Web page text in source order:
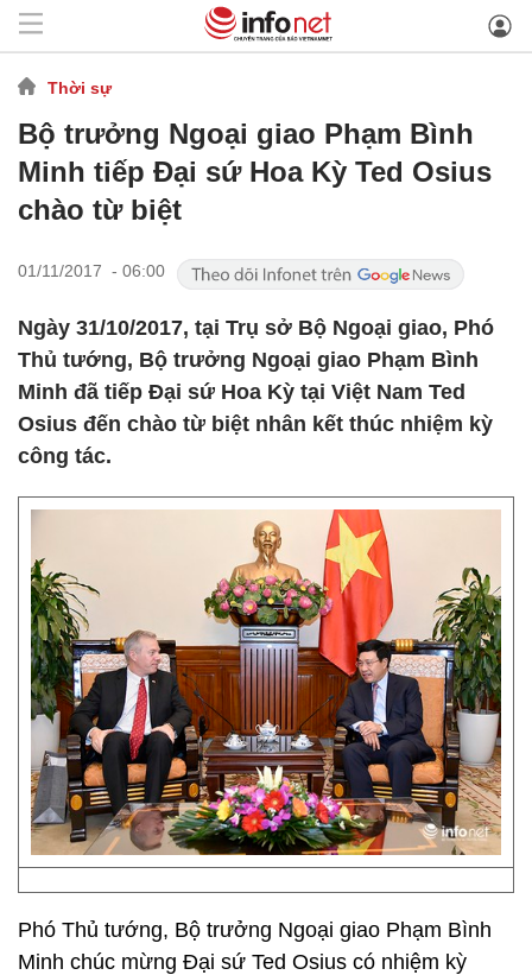
Thời sự
Bộ trưởng Ngoại giao Phạm Bình
Minh tiếp Đại sứ Hoa Kỳ Ted Osius
chào từ biệt
01/11/2017 - 06:00
Ngày 31/10/2017, tại Trụ sở Bộ Ngoại giao, Phó
Thủ tướng, Bộ trưởng Ngoại giao Phạm Bình
Minh đã tiếp Đại sứ Hoa Kỳ tại Việt Nam Ted
Osius đến chào từ biệt nhân kết thúc nhiệm kỳ
công tác.
Phó Thủ tướng, Bộ trưởng Ngoại giao Phạm Bình
Minh chúc mừng Đại sứ Ted Osius có nhiệm kỳ